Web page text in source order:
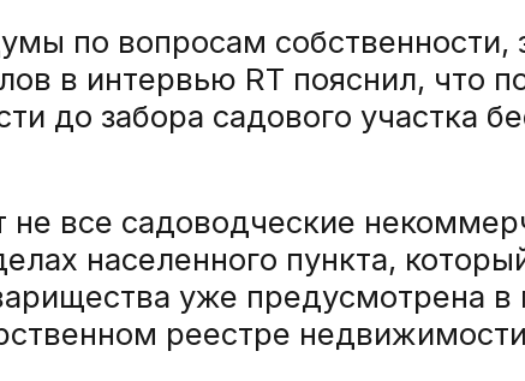
по вопросам
в интервью RT пояснил, что
до забора садового участка
все садоводческие
населенного пункта,
уже предусмотрена в
реестре